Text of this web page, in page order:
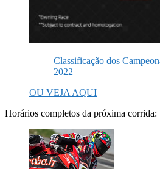
Classificação dos
2022
OU VEJA AQUI
Horários completos da próxima corrida: